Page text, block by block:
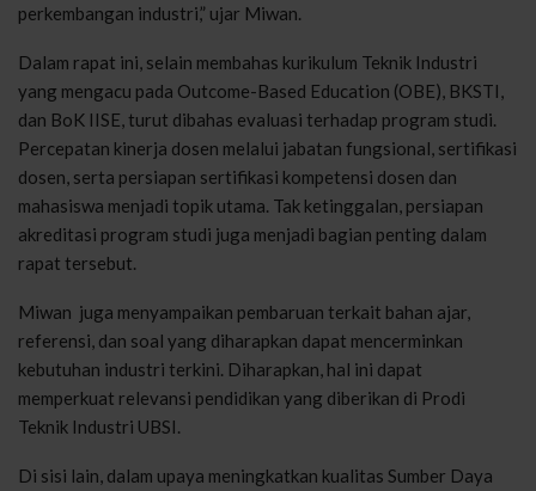
perkembangan industri,” ujar Miwan.
Dalam rapat ini, selain membahas kurikulum Teknik Industri
yang mengacu pada Outcome-Based Education (OBE), BKSTI,
dan BoK IISE, turut dibahas evaluasi terhadap program studi.
Percepatan kinerja dosen melalui jabatan fungsional, sertifikasi
dosen, serta persiapan sertifikasi kompetensi dosen dan
mahasiswa menjadi topik utama. Tak ketinggalan, persiapan
akreditasi program studi juga menjadi bagian penting dalam
rapat tersebut.
Miwan juga menyampaikan pembaruan terkait bahan ajar,
referensi, dan soal yang diharapkan dapat mencerminkan
kebutuhan industri terkini. Diharapkan, hal ini dapat
memperkuat relevansi pendidikan yang diberikan di Prodi
Teknik Industri UBSI.
Di sisi lain, dalam upaya meningkatkan kualitas Sumber Daya